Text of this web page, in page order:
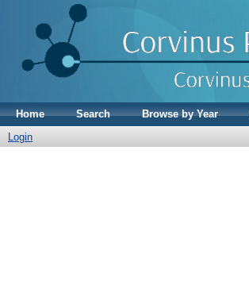
Home Search Browse by Year
Login